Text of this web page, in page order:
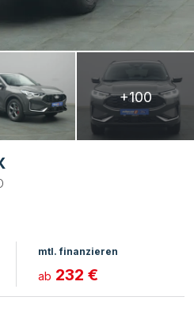
+100
mtl. finanzieren
ab 232 €